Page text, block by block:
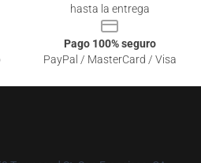
hasta la entrega
Pago 100% seguro
PayPal / MasterCard / Visa